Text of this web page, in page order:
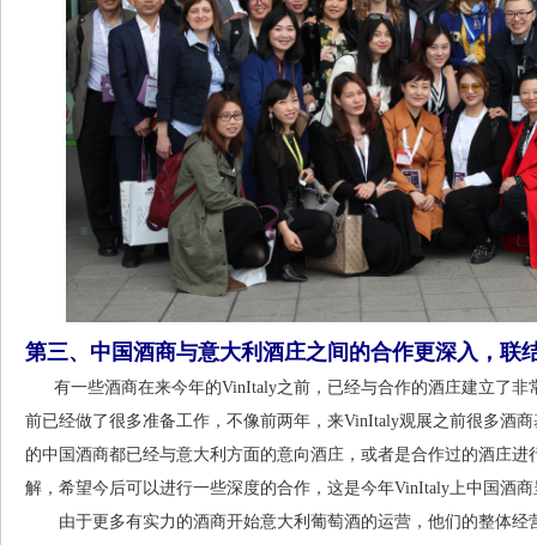
第三、中国酒商与意大利酒庄之间的合作更深入，联
有一些酒商在来今年的VinItaly之前，已经与合作的酒庄建立了非
前已经做了很多准备工作，不像前两年，来VinItaly观展之前很多酒
的中国酒商都已经与意大利方面的意向酒庄，或者是合作过的酒庄
解，希望今后可以进行一些深度的合作，这是今年VinItaly上中国酒
由于更多有实力的酒商开始意大利葡萄酒的运营，他们的整体经